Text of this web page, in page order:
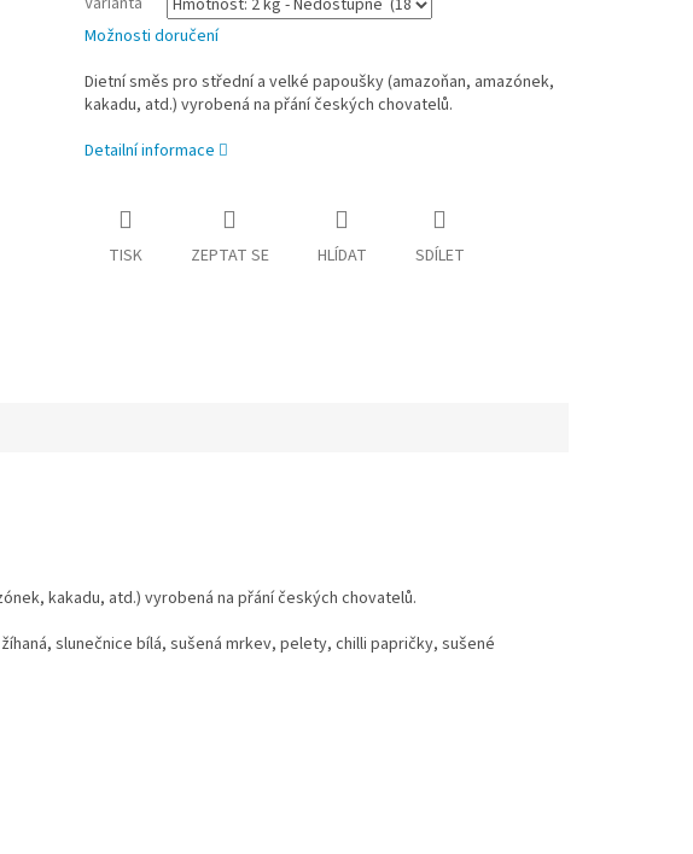
Možnosti doručení
Dietní směs pro střední a velké papoušky (amazoňan, amazónek,
kakadu, atd.) vyrobená na přání českých chovatelů.
Detailní informace
TISK ZEPTAT SE HLÍDAT SDÍLET
kakadu, atd.) vyrobená na přání českých chovatelů.
slunečnice bílá, sušená mrkev, pelety, chilli papričky, sušené